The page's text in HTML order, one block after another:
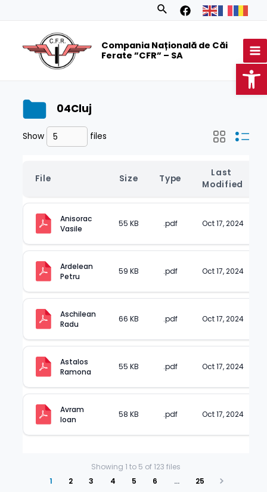
Search
Compania Națională de Căi
Ferate ”CFR” – SA
04Cluj
Show files
File Size Type
Last
Modified
Anisorac
Vasile
55 KB .pdf Oct 17, 2024
Ardelean
Petru
59 KB .pdf Oct 17, 2024
Aschilean
Radu
66 KB .pdf Oct 17, 2024
Astalos
Ramona
55 KB .pdf Oct 17, 2024
Avram
Ioan
58 KB .pdf Oct 17, 2024
Showing 1 to 5 of123 files
1
2 3 4 5 6 … 25
Next